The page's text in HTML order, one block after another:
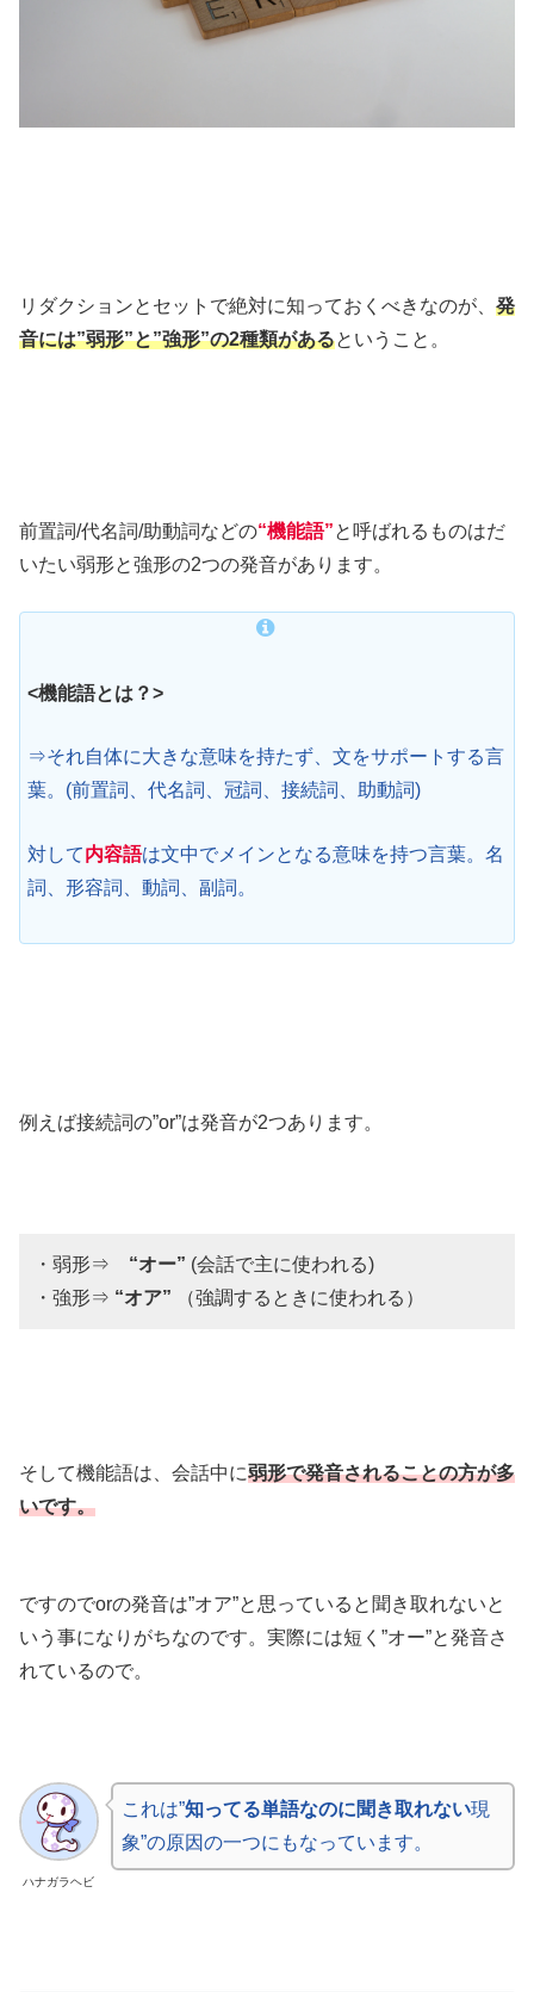
リダクションとセットで絶対に知っておくべきなのが、 発
音には”弱形”と”強形”の2種類があるということ。
前置詞/代名詞/助動詞などの“機能語”と呼ばれるものはだ
いたい弱形と強形の2つの発音があります。
<機能語とは？>
⇒それ自体に大きな意味を持たず、文をサポートする言
葉。(前置詞、代名詞、冠詞、接続詞、助動詞)
対して内容語は文中でメインとなる意味を持つ言葉。名
詞、形容詞、動詞、副詞 。
例えば接続詞の”or”は発音が2つあります。
・弱形⇒ “オー” (会話で主に使われる)
・強形⇒ “オア” （強調するときに使われる）
そして機能語は、会話中に弱形で発音されることの方が多
いです。
ですのでorの発音は”オア”と思っていると聞き取れないと
いう事になりがちなのです。実際には短く”オー”と発音さ
れているので。
ハナガラヘビ
これは”知ってる単語なのに聞き取れない現
象”の原因の一つにもなっています。